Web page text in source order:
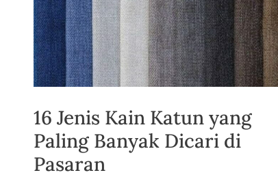
Untuk
Desain
Grafis
16 Jenis Kain Katun yang
Paling Banyak Dicari di
Pasaran